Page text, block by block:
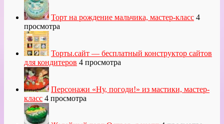
Торт на рождение мальчика, мастер-класс 4
просмотра
Торты.сайт — бесплатный конструктор сайтов
для кондитеров 4 просмотра
Персонажи «Ну, погоди!» из мастики, мастер-
класс 4 просмотра